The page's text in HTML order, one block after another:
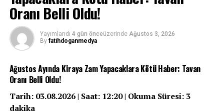
birleşme operasyonlarından biri olan A101’in
Carrefour’u devralma süreci, Rekabet Kurumu’nun
kapsamlı taahhütler karşılığında verdiği koşullu izinle
resmiyet kazandı. Kurum, devralma işleminin rekabeti
çıkarılmasından üç yıl boyunca istihdamın korunmasına,
KOBİ’lere yönelik destek programlarından Carrefour’un
bağımsız yapısının muhafaza edilmesine kadar uzanan
geniş bir yükümlülükler paketini şart koştu. Peki bu
Oranı Belli Oldu!
Yayımlandı 4 gün önceüzerinde Ağustos 3, 2026
By fatihdoganmedya
Ağustos Ayında Kiraya Zam Yapacaklara Kötü Haber: Tavan
Oranı Belli Oldu!
Tarih: 03.08.2026 | Saat: 12:20 | Okuma Süresi: 3
dakika